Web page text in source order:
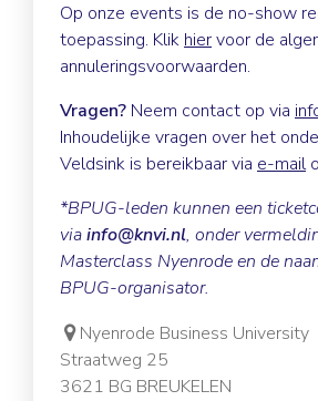
Op onze events is de no-show
toepassing. Klik hiervoor de
annuleringsvoorwaarden.
Vragen? Neem contact op via
Inhoudelijke vragen over het
Veldsink is bereikbaar via e-mail
*BPUG-leden kunnen een
viainfo@knvi.nl, onder
Masterclass Nyenrode en de
BPUG-organisator.
Nyenrode Business University
Straatweg 25
3621 BG BREUKELEN